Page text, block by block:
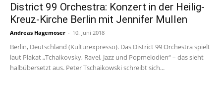
District 99 Orchestra: Konzert in der Heilig-
Kreuz-Kirche Berlin mit Jennifer Mullen
Andreas Hagemoser - 10. Juni 2018
Berlin, Deutschland (Kulturexpresso). Das District 99 Orchestra spielt
laut Plakat „Tchaikovsky, Ravel, Jazz und Popmelodien“ – das sieht
halbübersetzt aus. Peter Tschaikowski schreibt sich...